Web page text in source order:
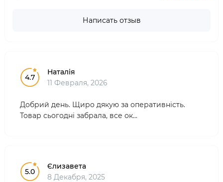
Написать отзыв
4.7
Наталія
11 Февраля, 2026
Добрий день. Щиро дякую за оперативність.
Товар сьогодні забрала, все ок...
5.0
Єлизавета
8 Декабря, 2025